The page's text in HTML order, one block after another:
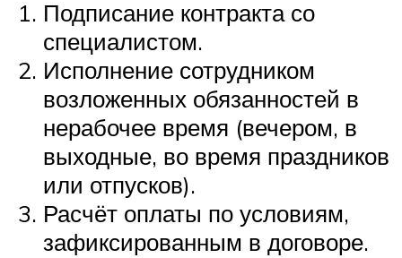
Подписание контракта со
специалистом.
Исполнение сотрудником
возложенных обязанностей в
нерабочее время (вечером, в
выходные, во время праздников
или отпусков).
Расчёт оплаты по условиям,
зафиксированным в договоре.